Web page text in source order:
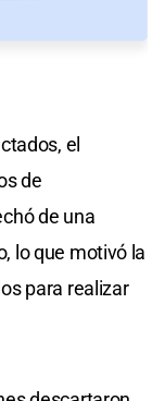
el
de
de una
lo que motivó la
para realizar